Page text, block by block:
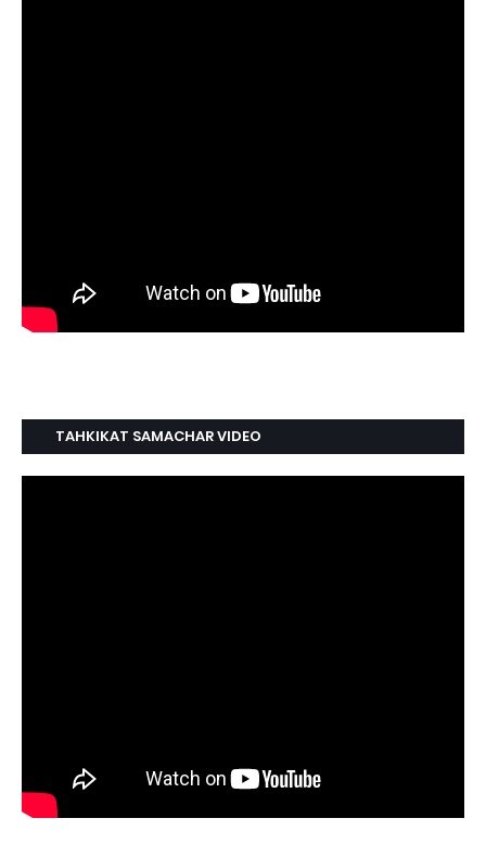
TAHKIKAT SAMACHAR VIDEO